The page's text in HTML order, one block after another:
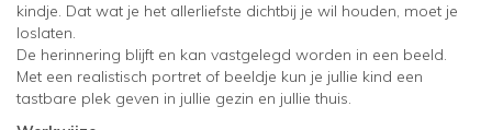
kindje. Dat wat je het allerliefste dichtbij je wil houden, moet je
loslaten.
De herinnering blijft en kan vastgelegd worden in een beeld.
Met een realistisch portret of beeldje kun je jullie kind een
tastbare plek geven in jullie gezin en jullie thuis.